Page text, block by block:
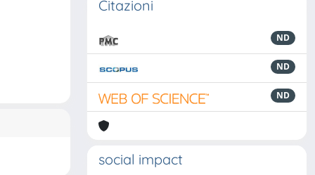
Citazioni
ND
ND
ND
social impact